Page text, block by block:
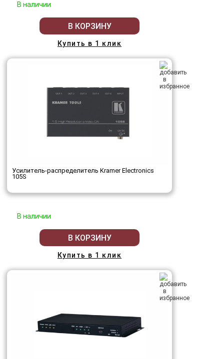
В наличии
В КОРЗИНУ
Купить в 1 клик
Усилитель-распределитель Kramer Electronics
105S
В наличии
В КОРЗИНУ
Купить в 1 клик